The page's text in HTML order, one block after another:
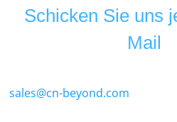
Schicken Sie uns
Mail
sales@cn-beyond.com